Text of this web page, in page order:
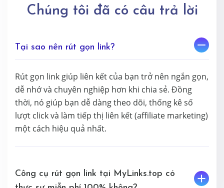
Chúng tôi đã có câu trả lời
Tại sao nên rút gọn link?
Rút gọn link giúp liên kết của bạn trở nên ngắn gọn,
dễ nhớ và chuyên nghiệp hơn khi chia sẻ. Đồng
thời, nó giúp bạn dễ dàng theo dõi, thống kê số
lượt click và làm tiếp thị liên kết (affiliate marketing)
một cách hiệu quả nhất.
Công cụ rút gọn link tại MyLinks.top có